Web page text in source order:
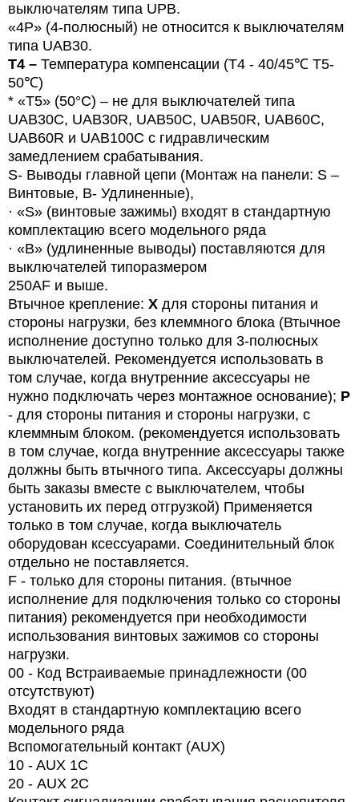
выключателям типа UPB.
«4P» (4-полюсный) не относится к выключателям
типа UAB30.
T4 – Температура компенсации (T4 - 40/45℃ T5-
50℃)
* «T5» (50°C) – не для выключателей типа
UAB30C, UAB30R, UAB50C, UAB50R, UAB60C,
UAB60R и UAB100C с гидравлическим
замедлением срабатывания.
S- Выводы главной цепи (Монтаж на панели: S –
Винтовые, B- Удлиненные),
· «S» (винтовые зажимы) входят в стандартную
комплектацию всего модельного ряда
· «B» (удлиненные выводы) поставляются для
выключателей типоразмером
250AF и выше.
Втычное крепление: X для стороны питания и
стороны нагрузки, без клеммного блока (Втычное
исполнение доступно только для 3-полюсных
выключателей. Рекомендуется использовать в
том случае, когда внутренние аксессуары не
нужно подключать через монтажное основание); P
- для стороны питания и стороны нагрузки, с
клеммным блоком. (рекомендуется использовать
в том случае, когда внутренние аксессуары также
должны быть втычного типа. Аксессуары должны
быть заказы вместе с выключателем, чтобы
установить их перед отгрузкой) Применяется
только в том случае, когда выключатель
оборудован ксессуарами. Соединительный блок
отдельно не поставляется.
F - только для стороны питания. (втычное
исполнение для подключения только со стороны
питания) рекомендуется при необходимости
использования винтовых зажимов со стороны
нагрузки.
00 - Код Встраиваемые принадлежности (00
отсутствуют)
Входят в стандартную комплектацию всего
модельного ряда
Вспомогательный контакт (AUX)
10 - AUX 1C
20 - AUX 2C